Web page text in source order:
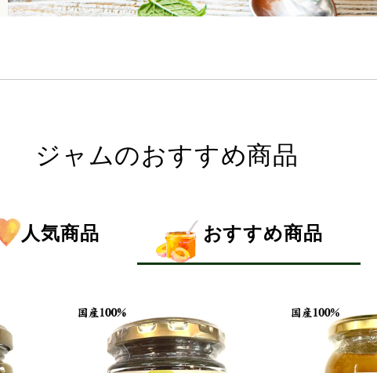
ジャムのおすすめ商品
人気商品 おすすめ商品